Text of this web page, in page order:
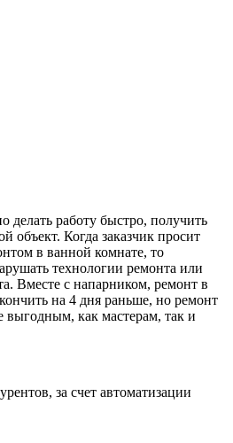
работу быстро, получить
объект. Когда заказчик просит
в ванной комнате, то
технологии ремонта или
Вместе с напарником, ремонт в
на 4 дня раньше, но ремонт
выгодным, как мастерам, так и
за счет автоматизации